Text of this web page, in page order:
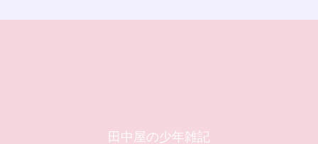
田中屋の少年雑記